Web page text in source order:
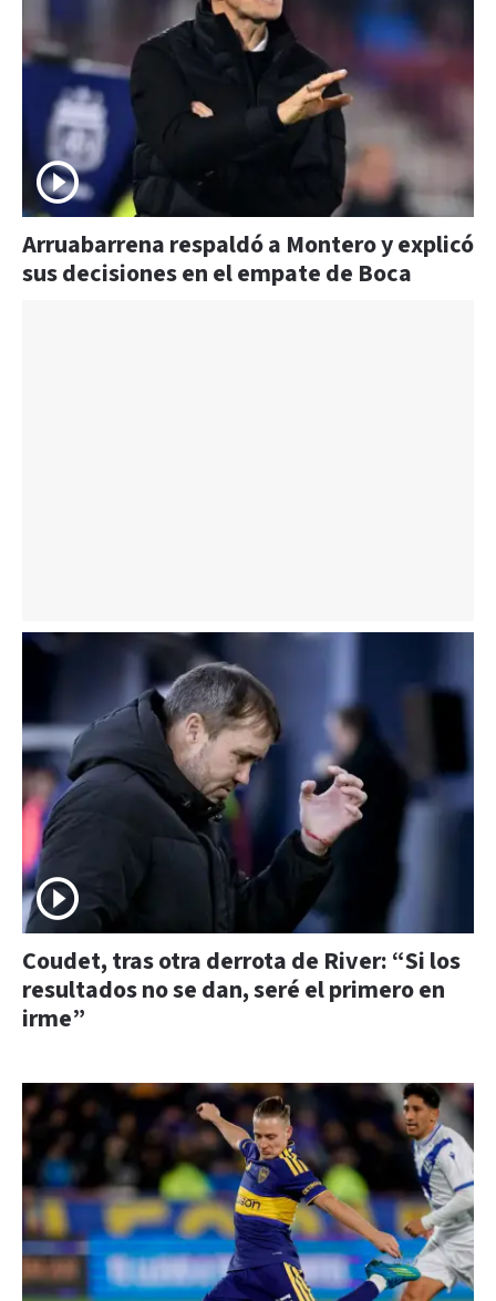
Arruabarrena respaldó a Montero y explicó
sus decisiones en el empate de Boca
Coudet, tras otra derrota de River: “Si los
resultados no se dan, seré el primero en
irme”